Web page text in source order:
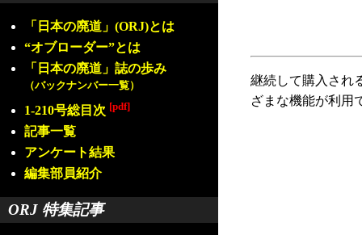
「日本の廃道」(ORJ)とは
“オブローダー”とは
「日本の廃道」誌の歩み
（バックナンバー一覧）
1-210号総目次 [pdf]
記事一覧
アンケート結果
編集部員紹介
ORJ 特集記事
継続して購入され
ざまな機能が利用